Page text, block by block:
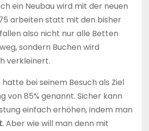
ein Neubau wird mit der neuen
arbeiten statt mit den bisher
fallen also nicht nur alle Betten
sondern Buchen wird
verkleinert.
hatte bei seinem Besuch als Ziel
von 85% genannt. Sicher kann
einfach erhöhen, indem man
. Aber wie will man denn mit